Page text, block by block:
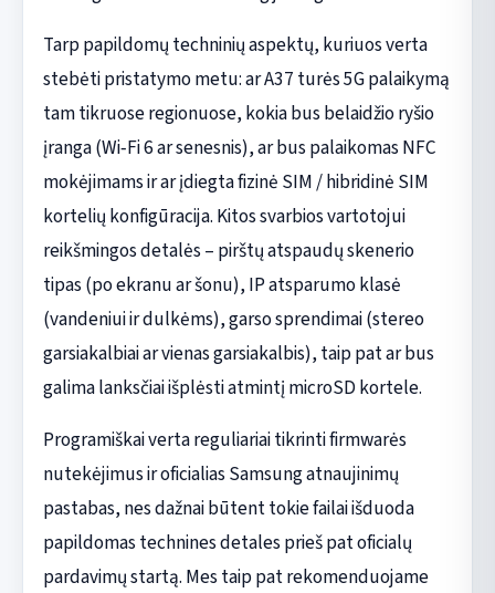
Tarp papildomų techninių aspektų, kuriuos verta
stebėti pristatymo metu: ar A37 turės 5G palaikymą
tam tikruose regionuose, kokia bus belaidžio ryšio
įranga (Wi‑Fi 6 ar senesnis), ar bus palaikomas NFC
mokėjimams ir ar įdiegta fizinė SIM / hibridinė SIM
kortelių konfigūracija. Kitos svarbios vartotojui
reikšmingos detalės – pirštų atspaudų skenerio
tipas (po ekranu ar šonu), IP atsparumo klasė
(vandeniui ir dulkėms), garso sprendimai (stereo
garsiakalbiai ar vienas garsiakalbis), taip pat ar bus
galima lanksčiai išplėsti atmintį microSD kortele.
Programiškai verta reguliariai tikrinti firmwarės
nutekėjimus ir oficialias Samsung atnaujinimų
pastabas, nes dažnai būtent tokie failai išduoda
papildomas technines detales prieš pat oficialų
pardavimų startą. Mes taip pat rekomenduojame